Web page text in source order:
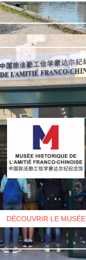
DÉCOUVRIR LE MUSÉE